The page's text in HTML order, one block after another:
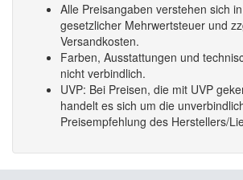
Alle Preisangaben verstehen sich
gesetzlicher Mehrwertsteuer und
Versandkosten.
Farben, Ausstattungen und
nicht verbindlich.
UVP: Bei Preisen, die mit UVP
handelt es sich um die
Preisempfehlung des Herstellers/